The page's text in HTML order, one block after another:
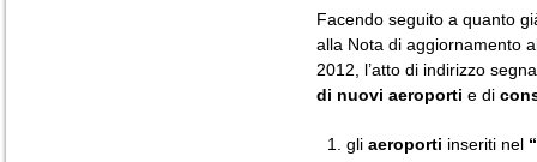
Facendo seguito a quanto
alla Nota di aggiornamento
2012, l’atto di indirizzo
di nuovi aeroporti e di
gli aeroporti inseriti nel